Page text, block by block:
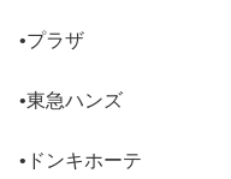
•プラザ
•東急ハンズ
•ドンキホーテ